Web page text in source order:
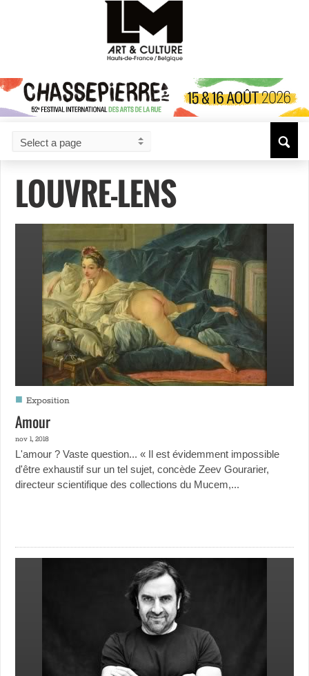
LOUVRE-LENS
■ Exposition
Amour
nov 1, 2018
L'amour ? Vaste question... « Il est évidemment impossible
d'être exhaustif sur un tel sujet, concède Zeev Gourarier,
directeur scientifique des collections du Mucem,...